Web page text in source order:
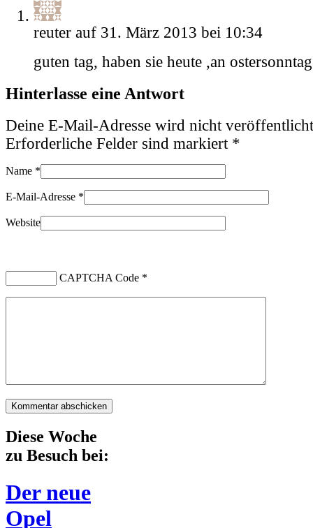
reuter auf 31. März 2013 bei 10:34
guten tag, haben sie heute ,an
Hinterlasse eine Antwort
Deine E-Mail-Adresse wird nicht
Erforderliche Felder sind markiert *
Name *
E-Mail-Adresse *
Website
CAPTCHA Code *
Diese Woche
zu Besuch bei:
Der neue
Opel